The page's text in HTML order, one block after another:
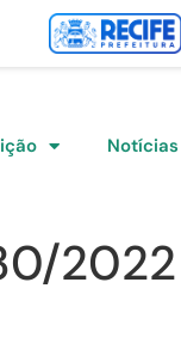
Notícias
2022